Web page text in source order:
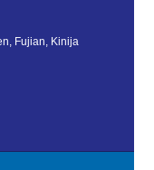
Fujian, Kinija